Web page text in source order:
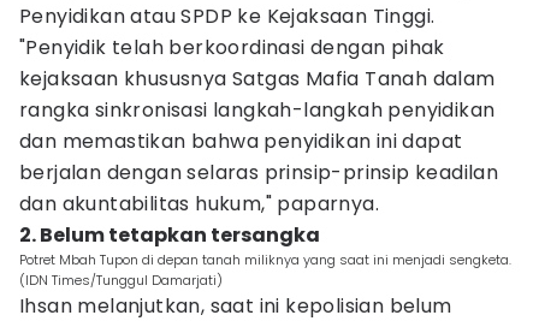
Penyidikan atau SPDP ke Kejaksaan Tinggi.
"Penyidik telah berkoordinasi dengan pihak
kejaksaan khususnya Satgas Mafia Tanah dalam
rangka sinkronisasi langkah-langkah penyidikan
dan memastikan bahwa penyidikan ini dapat
berjalan dengan selaras prinsip-prinsip keadilan
dan akuntabilitas hukum," paparnya.
2. Belum tetapkan tersangka
Potret Mbah Tupon di depan tanah miliknya yang saat ini menjadi sengketa.
(IDN Times/Tunggul Damarjati)
Ihsan melanjutkan, saat ini kepolisian belum